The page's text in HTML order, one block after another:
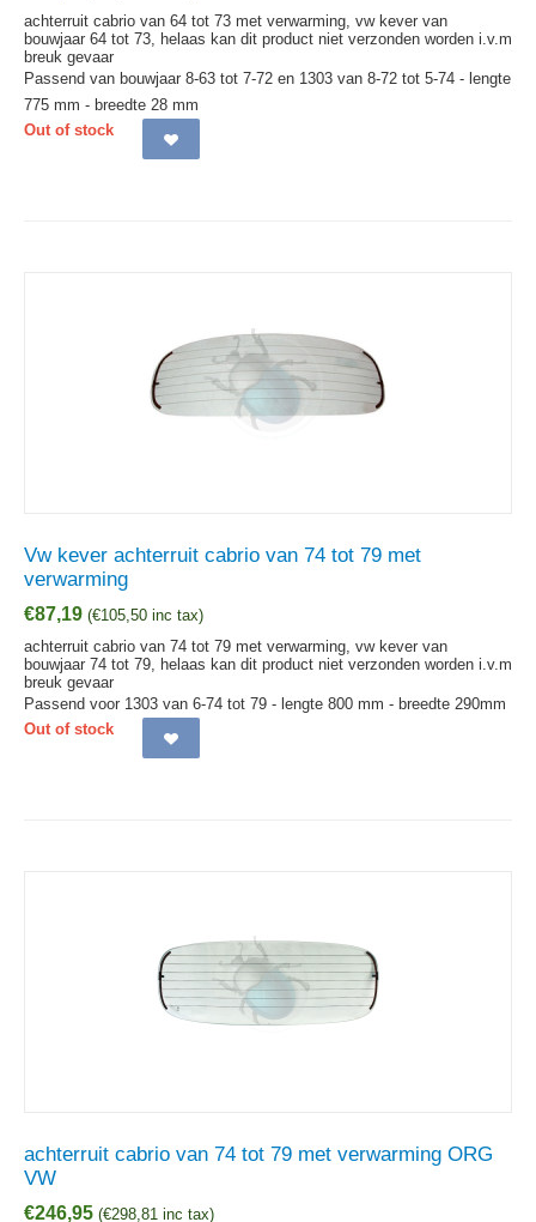
achterruit cabrio van 64 tot 73 met verwarming, vw kever van
bouwjaar 64 tot 73, helaas kan dit product niet verzonden worden i.v.m
breuk gevaar
Passend van bouwjaar 8-63 tot 7-72 en 1303 van 8-72 tot 5-74 - lengte
775 mm - breedte 28 mm
Out of stock
Vw kever achterruit cabrio van 74 tot 79 met
verwarming
€87,19 (€105,50 inc tax)
achterruit cabrio van 74 tot 79 met verwarming, vw kever van
bouwjaar 74 tot 79, helaas kan dit product niet verzonden worden i.v.m
breuk gevaar
Passend voor 1303 van 6-74 tot 79 - lengte 800 mm - breedte 290mm
Out of stock
achterruit cabrio van 74 tot 79 met verwarming ORG
VW
€246,95 (€298,81 inc tax)